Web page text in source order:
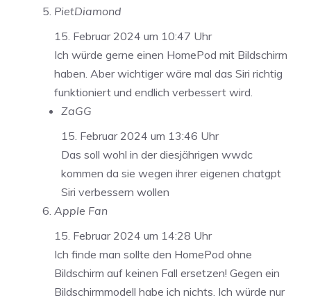
PietDiamond
15. Februar 2024 um 10:47 Uhr
Ich würde gerne einen HomePod mit Bildschirm
haben. Aber wichtiger wäre mal das Siri richtig
funktioniert und endlich verbessert wird.
ZaGG
15. Februar 2024 um 13:46 Uhr
Das soll wohl in der diesjährigen wwdc
kommen da sie wegen ihrer eigenen chatgpt
Siri verbessern wollen
Apple Fan
15. Februar 2024 um 14:28 Uhr
Ich finde man sollte den HomePod ohne
Bildschirm auf keinen Fall ersetzen! Gegen ein
Bildschirmmodell habe ich nichts. Ich würde nur